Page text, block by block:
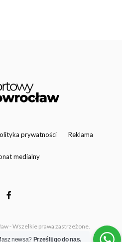
prywatności Reklama
medialny
- Wszelkie prawa zastrzeżone.
newsa? Prześlij go do nas.